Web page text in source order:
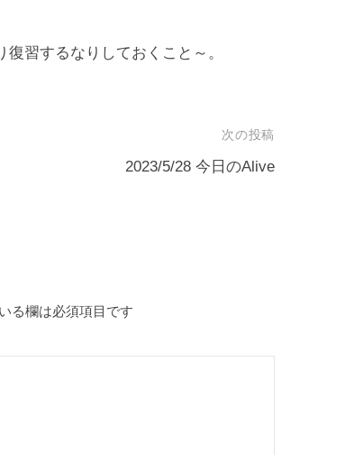
習するなりしておくこと～。
次の投稿
2023/5/28 今日のAlive
る欄は必須項目です